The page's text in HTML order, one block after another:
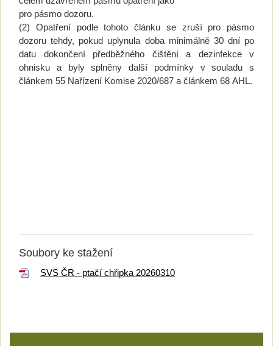
pro pásmo dozoru.
(2) Opatření podle tohoto článku se zruší pro pásmo
dozoru tehdy, pokud uplynula doba minimálně 30 dní po
datu dokončení předběžného čištění a dezinfekce v
ohnisku a byly splněny další podmínky v souladu s
článkem 55 Nařízení Komise 2020/687 a článkem 68 AHL.
Soubory ke stažení
SVS ČR - ptačí chřipka 20260310